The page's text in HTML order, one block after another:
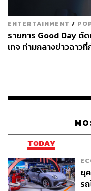
ENTERTAINMENT /
รายการ Good Day ตั
เทจ ท่ามกลางข่าวฉาว
TODAY
ยุ
ร